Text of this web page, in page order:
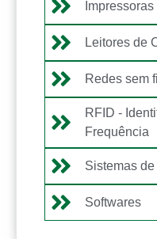
Leitores de
Redes sem
RFID -
Frequência
Sistemas
Softwares